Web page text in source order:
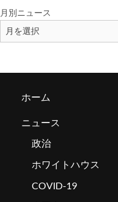
月別ニュース
ホーム
ニュース
政治
ホワイトハウス
COVID-19